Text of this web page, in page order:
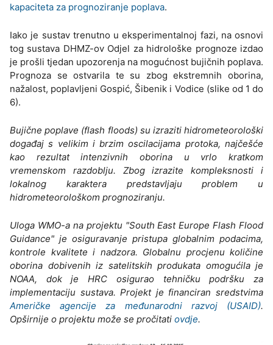
kapaciteta za prognoziranje poplava.
Iako je sustav trenutno u eksperimentalnoj fazi, na osnovi
tog sustava DHMZ-ov Odjel za hidrološke prognoze izdao
je prošli tjedan upozorenja na mogućnost bujičnih poplava.
Prognoza se ostvarila te su zbog ekstremnih oborina,
nažalost, poplavljeni Gospić, Šibenik i Vodice (slike od 1 do
6).
Bujične poplave (flash floods) su izraziti hidrometeorološki
događaj s velikim i brzim oscilacijama protoka, najčešće
kao rezultat intenzivnih oborina u vrlo kratkom
vremenskom razdoblju. Zbog izrazite kompleksnosti i
lokalnog karaktera predstavljaju problem u
hidrometeorološkom prognoziranju.
Uloga WMO-a na projektu "South East Europe Flash Flood
Guidance" je osiguravanje pristupa globalnim podacima,
kontrole kvalitete i nadzora. Globalnu procjenu količine
oborina dobivenih iz satelitskih produkata omogućila je
NOAA, dok je HRC osigurao tehničku podršku za
implementaciju sustava. Projekt je financiran sredstvima
Američke agencije za međunarodni razvoj (USAID).
Opširnije o projektu može se pročitati ovdje.